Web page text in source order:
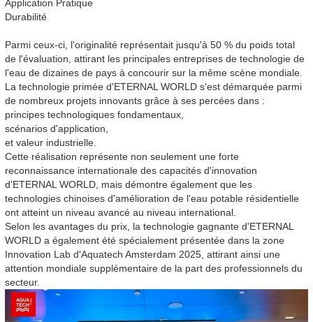
Application Pratique
Durabilité
Parmi ceux-ci, l'originalité représentait jusqu'à 50 % du poids total
de l'évaluation, attirant les principales entreprises de technologie de
l'eau de dizaines de pays à concourir sur la même scène mondiale.
La technologie primée d'ETERNAL WORLD s'est démarquée parmi
de nombreux projets innovants grâce à ses percées dans :
principes technologiques fondamentaux,
scénarios d'application,
et valeur industrielle.
Cette réalisation représente non seulement une forte
reconnaissance internationale des capacités d'innovation
d'ETERNAL WORLD, mais démontre également que les
technologies chinoises d'amélioration de l'eau potable résidentielle
ont atteint un niveau avancé au niveau international.
Selon les avantages du prix, la technologie gagnante d'ETERNAL
WORLD a également été spécialement présentée dans la zone
Innovation Lab d'Aquatech Amsterdam 2025, attirant ainsi une
attention mondiale supplémentaire de la part des professionnels du
secteur.